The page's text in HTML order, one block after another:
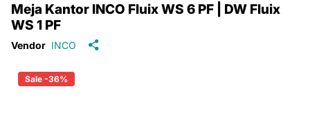
Meja Kantor INCO Fluix WS 6 PF | DW Fluix
WS 1 PF
Vendor INCO
Sale -36%